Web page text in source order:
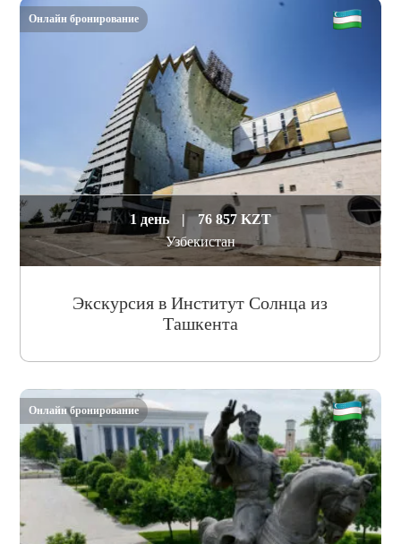
1 день |
76 857 KZT
Узбекистан
Экскурсия в Институт Солнца из
Ташкента
Онлайн бронирование
Онлайн бронирование